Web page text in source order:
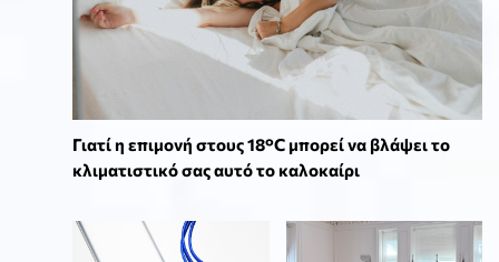
Γιατί η επιμονή στους 18°C μπορεί να βλάψει το
κλιματιστικό σας αυτό το καλοκαίρι